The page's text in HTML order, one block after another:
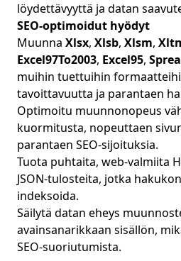
löydettävyyttä ja datan
SEO‑optimoidut hyödyt
Muunna Xlsx, Xlsb, Xlsm,
Excel97To2003, Excel95,
muihin tuettuihin
tavoittavuutta ja parantaen
Optimoitu muunnonopeus
kuormitusta, nopeuttaen
parantaen SEO‑sijoituksia.
Tuota puhtaita, web‑valmiita
JSON‑tulosteita, jotka
indeksoida.
Säilytä datan eheys
avainsanarikkaan sisällön,
SEO‑suoriutumista.